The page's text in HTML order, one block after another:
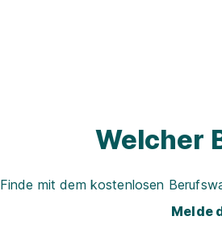
Welcher
Finde mit dem kostenlosen
Melde